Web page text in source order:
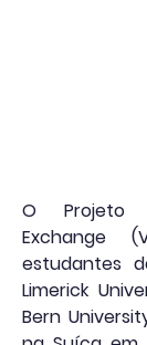
O Projeto
Exchange
estudantes
Limerick
Bern